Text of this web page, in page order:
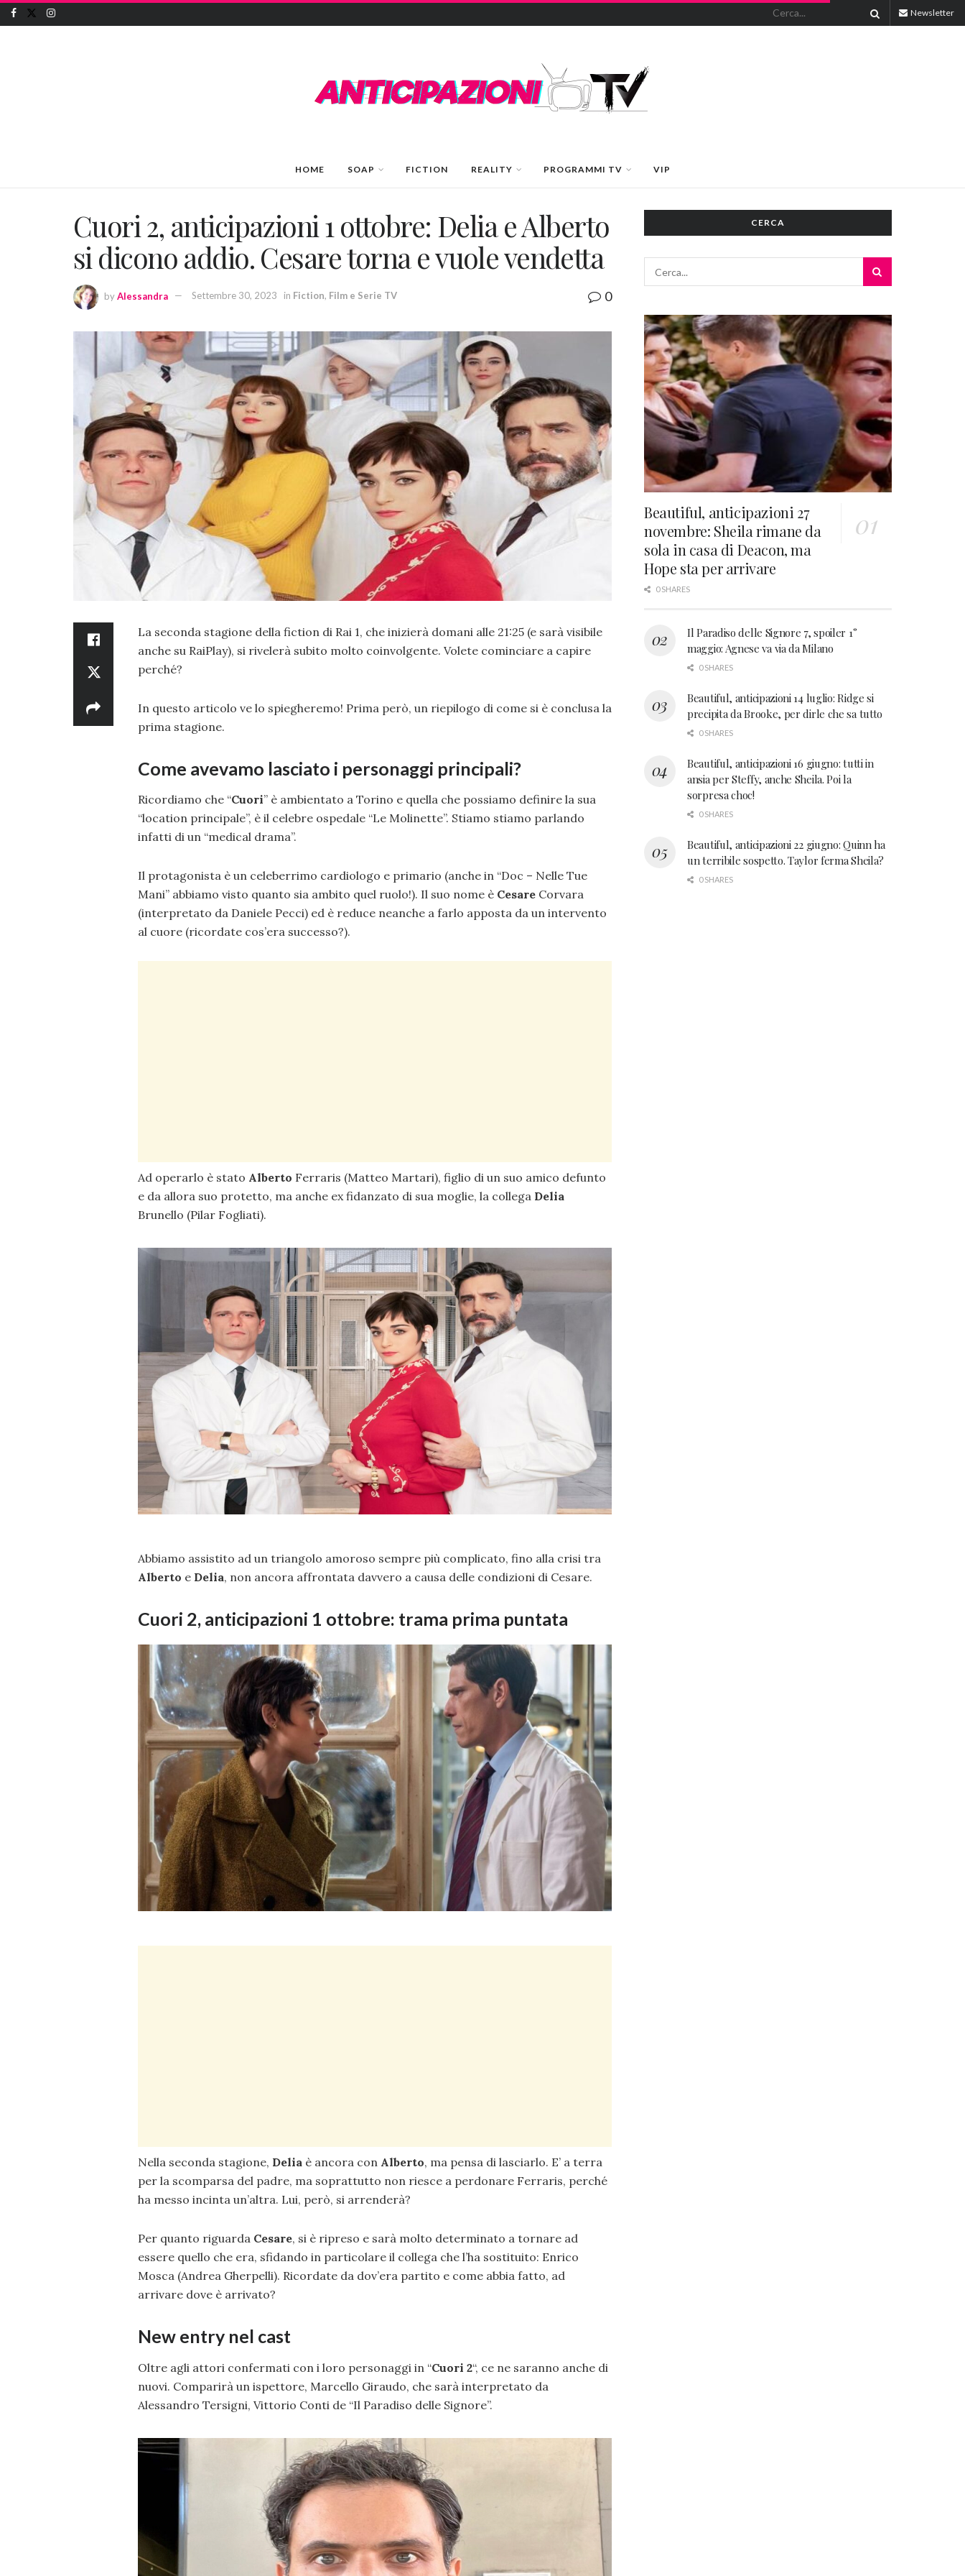
Newsletter
HOME SOAP FICTION REALITY PROGRAMMI TV VIP
Cuori 2, anticipazioni 1 ottobre: Delia e Alberto
si dicono addio. Cesare torna e vuole vendetta
byAlessandra Settembre 30, 2023 in Fiction, Film e Serie TV 0
La seconda stagione della fiction di Rai 1, che inizierà domani alle 21:25 (e sarà visibile
anche su RaiPlay), si rivelerà subito molto coinvolgente. Volete cominciare a capire
perché?
In questo articolo ve lo spiegheremo! Prima però, un riepilogo di come si è conclusa la
prima stagione.
Come avevamo lasciato i personaggi principali?
Ricordiamo che “Cuori” è ambientato a Torino e quella che possiamo definire la sua
“location principale”, è il celebre ospedale “Le Molinette”. Stiamo stiamo parlando
infatti di un “medical drama”.
Il protagonista è un celeberrimo cardiologo e primario (anche in “Doc – Nelle Tue
Mani” abbiamo visto quanto sia ambito quel ruolo!). Il suo nome è Cesare Corvara
(interpretato da Daniele Pecci) ed è reduce neanche a farlo apposta da un intervento
al cuore (ricordate cos’era successo?).
Ad operarlo è stato Alberto Ferraris (Matteo Martari), figlio di un suo amico defunto
e da allora suo protetto, ma anche ex fidanzato di sua moglie, la collega Delia
Brunello (Pilar Fogliati).
Abbiamo assistito ad un triangolo amoroso sempre più complicato, fino alla crisi tra
Alberto e Delia, non ancora affrontata davvero a causa delle condizioni di Cesare.
Cuori 2, anticipazioni 1 ottobre: trama prima puntata
Nella seconda stagione, Delia è ancora con Alberto, ma pensa di lasciarlo. E’ a terra
per la scomparsa del padre, ma soprattutto non riesce a perdonare Ferraris, perché
ha messo incinta un’altra. Lui, però, si arrenderà?
Per quanto riguarda Cesare, si è ripreso e sarà molto determinato a tornare ad
essere quello che era, sfidando in particolare il collega che l’ha sostituito: Enrico
Mosca (Andrea Gherpelli). Ricordate da dov’era partito e come abbia fatto, ad
arrivare dove è arrivato?
New entry nel cast
Oltre agli attori confermati con i loro personaggi in “Cuori 2“, ce ne saranno anche di
nuovi. Comparirà un ispettore, Marcello Giraudo, che sarà interpretato da
Alessandro Tersigni, Vittorio Conti de “Il Paradiso delle Signore”.
CERCA
Beautiful, anticipazioni 27
novembre: Sheila rimane da
sola in casa di Deacon, ma
Hope sta per arrivare
0 SHARES
Il Paradiso delle Signore 7, spoiler 1°
maggio: Agnese va via da Milano
0 SHARES
Beautiful, anticipazioni 14 luglio: Ridge si
precipita da Brooke, per dirle che sa tutto
0 SHARES
Beautiful, anticipazioni 16 giugno: tutti in
ansia per Steffy, anche Sheila. Poi la
sorpresa choc!
0 SHARES
Beautiful, anticipazioni 22 giugno: Quinn ha
un terribile sospetto. Taylor ferma Sheila?
0 SHARES